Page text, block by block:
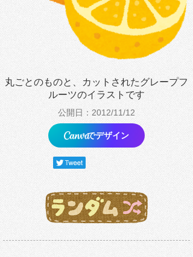
丸ごとのものと、カットされたグレープフ
ルーツのイラストです
公開日：2012/11/12
でデザイン